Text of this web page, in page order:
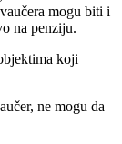
mogu biti i
na penziju.
koji
ne mogu da